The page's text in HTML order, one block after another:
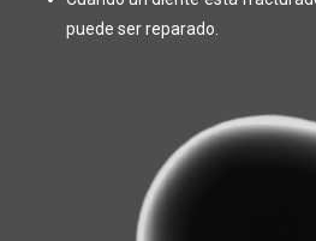
puede ser reparado.